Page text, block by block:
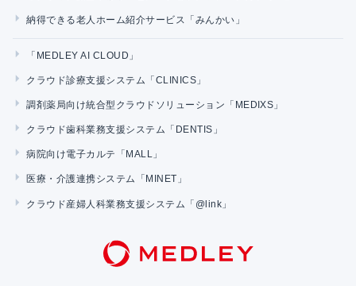
納得できる老人ホーム紹介サービス「みんかい」
「MEDLEY AI CLOUD」
クラウド診療支援システム「CLINICS」
調剤薬局向け統合型クラウドソリューション「MEDIXS」
クラウド歯科業務支援システム「DENTIS」
病院向け電子カルテ「MALL」
医療・介護連携システム「MINET」
クラウド産婦人科業務支援システム「@link」